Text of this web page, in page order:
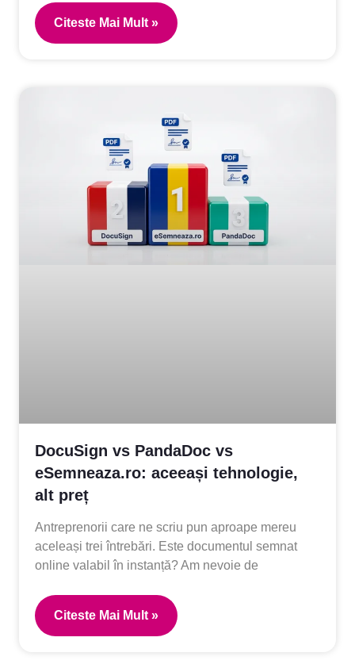
Citeste Mai Mult »
DocuSign vs PandaDoc vs
eSemneaza.ro: aceeași tehnologie,
alt preț
Antreprenorii care ne scriu pun aproape mereu
aceleași trei întrebări. Este documentul semnat
online valabil în instanță? Am nevoie de
Citeste Mai Mult »